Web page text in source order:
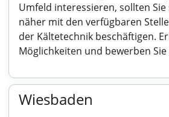
Umfeld interessieren, sollten
näher mit den verfügbaren
der Kältetechnik beschäftigen.
Möglichkeiten und bewerben
Wiesbaden